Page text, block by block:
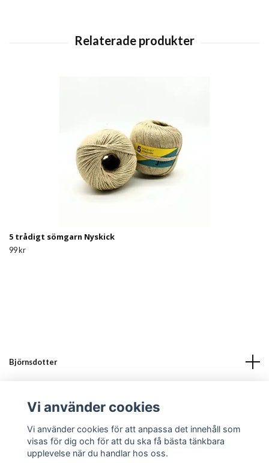
5 trådigt sömgarn Nyskick
99 kr
Björnsdotter
Sociala medier
Vi använder cookies
Vi använder cookies för att anpassa det innehåll som
visas för dig och för att du ska få bästa tänkbara
upplevelse när du handlar hos oss.